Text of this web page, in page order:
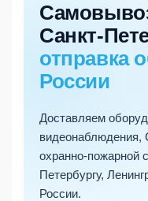
Санкт-
отправка
России
Доставляем
видеонаблюдения,
охранно-пожарной
Петербургу,
России.